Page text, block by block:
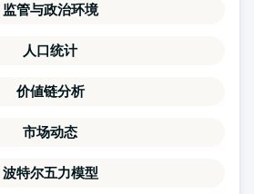
监管与政治环境
人口统计
价値链分析
市场动态
波特尔五力模型